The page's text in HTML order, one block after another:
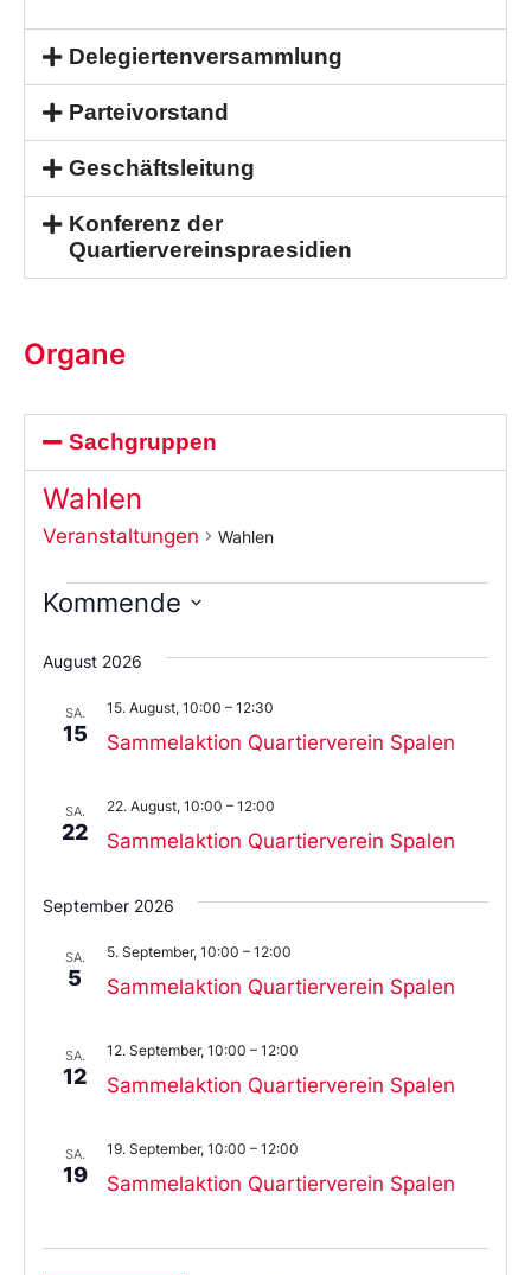
Delegiertenversammlung
Parteivorstand
Geschäftsleitung
Konferenz der
Quartiervereinspraesidien
Organe
Sachgruppen
Wahlen
Veranstaltungen Wahlen
Kommende
Sie
das
aus.
August 2026
SA.
15 Sammelaktion Quartierverein Spalen
15. August, 10:00 – 12:30
SA.
22 Sammelaktion Quartierverein Spalen
22. August, 10:00 – 12:00
September 2026
SA.
5 Sammelaktion Quartierverein Spalen
5. September, 10:00 – 12:00
SA.
12 Sammelaktion Quartierverein Spalen
12. September, 10:00 – 12:00
SA.
19 Sammelaktion Quartierverein Spalen
19. September, 10:00 – 12:00